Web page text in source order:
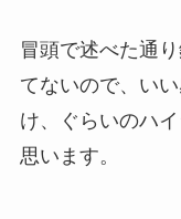
冒頭で述べた通
てないので、い
け、ぐらいのハ
思います。